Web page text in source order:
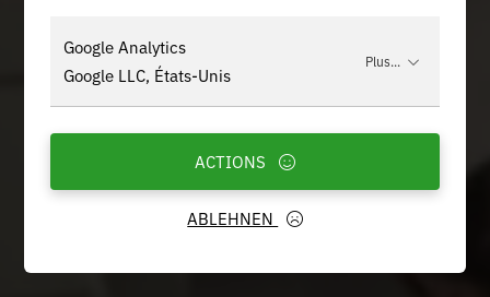
Google Analytics
Google LLC, États-Unis
Plus...
ABLEHNEN
ACTIONS